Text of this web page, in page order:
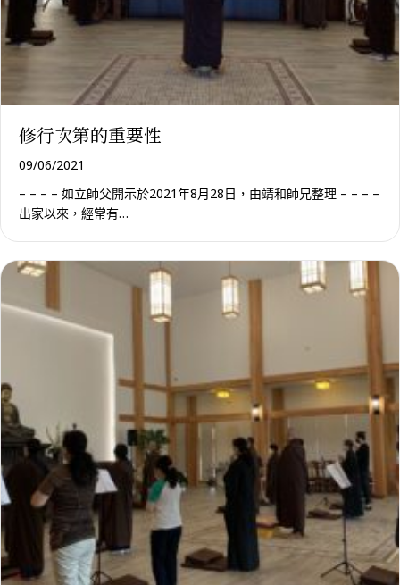
修行次第的重要性
09/06/2021
– – – – 如立師父開示於2021年8月28日，由靖和師兄整理 – – – –
出家以來，經常有…